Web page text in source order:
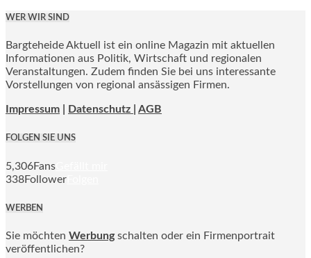
WER WIR SIND
Bargteheide Aktuell ist ein online Magazin mit aktuellen
Informationen aus Politik, Wirtschaft und regionalen
Veranstaltungen. Zudem finden Sie bei uns interessante
Vorstellungen von regional ansässigen Firmen.
Impressum Datenschutz | AGB
FOLGEN SIE UNS
5,306Fans
338Follower
WERBEN
Sie möchten Werbung schalten oder ein Firmenportrait
veröffentlichen?